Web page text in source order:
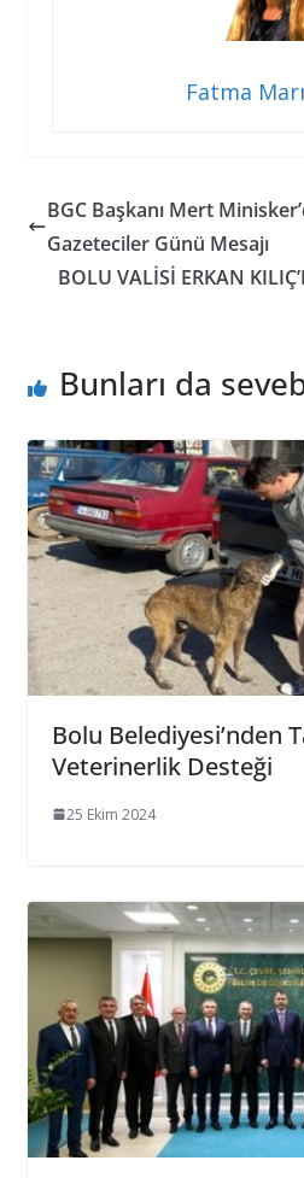
Fatma
BGC Başkanı Mert
Gazeteciler Günü Mesajı
BOLU VALİSİ ERKAN
Bunları da
Bolu Belediyesi’nden
Veterinerlik Desteği
25 Ekim 2024